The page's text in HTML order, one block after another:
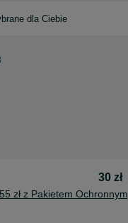
dla Ciebie
30 zł
zł z Pakietem Ochronnym